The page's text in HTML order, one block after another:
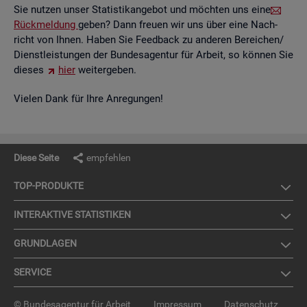
Sie nut­zen unser Sta­tis­tik­an­ge­bot und möch­ten uns eine
Rück­mel­dung geben? Dann freu­en wir uns über eine Nach­
richt von Ihnen. Haben Sie Feed­back zu an­de­ren Be­rei­chen/
Dienst­leis­tun­gen der Bun­des­agen­tur für Ar­beit, so kön­nen Sie
die­ses
hier wei­ter­ge­ben.
Vie­len Dank für Ihre An­re­gun­gen!
Diese Seite empfehlen
TOP-PRO­DUK­TE
IN­TER­AK­TI­VE STA­TIS­TI­KEN
GRUND­LA­GEN
SER­VICE
© Bundesagentur für Arbeit Impressum Datenschutz